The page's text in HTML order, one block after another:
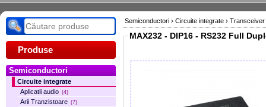
Produse
Semiconductori
Circuite integrate
Aplicatii audio (4)
Arii Tranzistoare (7)
Semiconductori › Circuite integrate › Transceiver
MAX232 - DIP16 - RS232 Full